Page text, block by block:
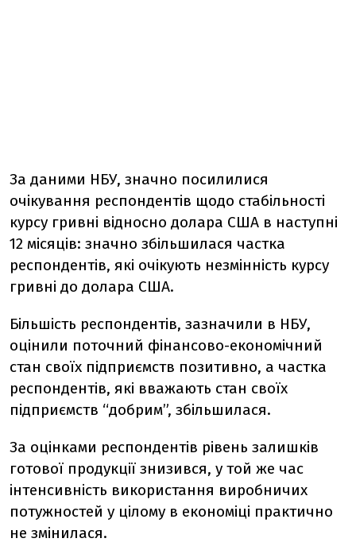
За даними НБУ, значно посилилися
очікування респондентів щодо стабільності
курсу гривні відносно долара США в наступні
12 місяців: значно збільшилася частка
респондентів, які очікують незмінність курсу
гривні до долара США.
Більшість респондентів, зазначили в НБУ,
оцінили поточний фінансово-економічний
стан своїх підприємств позитивно, а частка
респондентів, які вважають стан своїх
підприємств “добрим”, збільшилася.
За оцінками респондентів рівень залишків
готової продукції знизився, у той же час
інтенсивність використання виробничих
потужностей у цілому в економіці практично
не змінилася.